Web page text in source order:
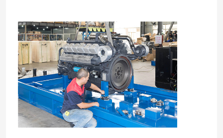
Generator Diesel Cummins
Generator Diesel Perkins
Generator Diesel Fawde
Generator Diesel Yangdong